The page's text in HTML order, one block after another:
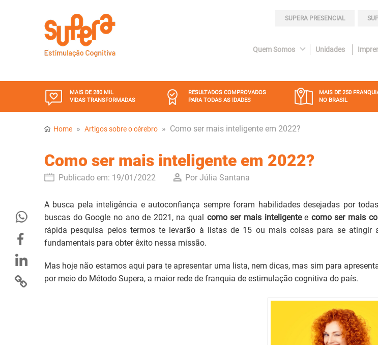
SUPERA PRESENCIAL
Quem Somos Unidades
MAIS DE 280 MIL
VIDAS TRANSFORMADAS
RESULTADOS COMPROVADOS
PARA TODAS AS IDADES
MAIS DE 250
NO BRASIL
Home » Artigos sobre o cérebro » Como ser mais inteligente em 2022?
Como ser mais inteligente em 2022?
Publicado em: 19/01/2022 Por Júlia Santana
A busca pela inteligência e autoconfiança sempre foram habilidades desejadas por
buscas do Google no ano de 2021, na qual como ser mais inteligentee como ser mais
rápida pesquisa pelos termos te levarão à listas de 15 ou mais coisas para se
fundamentais para obter êxito nessa missão.
Mas hoje não estamos aqui para te apresentar uma lista, nem dicas, mas sim para
por meio do Método Supera, a maior rede de franquia de estimulação cognitiva do país.